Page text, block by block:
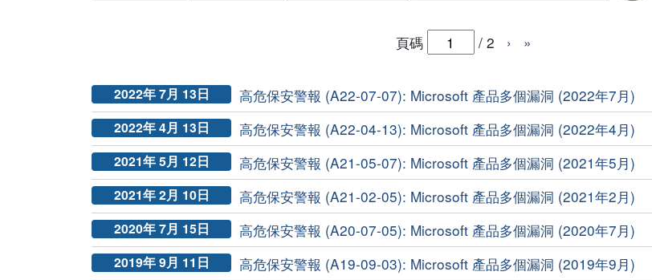
頁碼 / 2 › »
2022年 7月 13日 高危保安警報 (A22-07-07): Microsoft 產品多個漏洞 (2022年7月)
2022年 4月 13日 高危保安警報 (A22-04-13): Microsoft 產品多個漏洞 (2022年4月)
2021年 5月 12日 高危保安警報 (A21-05-07): Microsoft 產品多個漏洞 (2021年5月)
2021年 2月 10日 高危保安警報 (A21-02-05): Microsoft 產品多個漏洞 (2021年2月)
2020年 7月 15日 高危保安警報 (A20-07-05): Microsoft 產品多個漏洞 (2020年7月)
2019年 9月 11日 高危保安警報 (A19-09-03): Microsoft 產品多個漏洞 (2019年9月)